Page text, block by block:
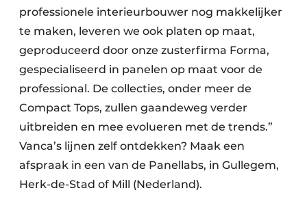
professionele interieurbouwer nog makkelijker
te maken, leveren we ook platen op maat,
geproduceerd door onze zusterfirma Forma,
gespecialiseerd in panelen op maat voor de
professional. De collecties, onder meer de
Compact Tops, zullen gaandeweg verder
uitbreiden en mee evolueren met de trends.”
Vanca’s lijnen zelf ontdekken? Maak een
afspraak in een van de Panellabs, in Gullegem,
Herk-de-Stad of Mill (Nederland).